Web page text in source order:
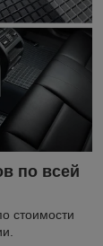
по всей
стоимости